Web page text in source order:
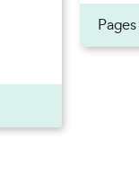
Pages